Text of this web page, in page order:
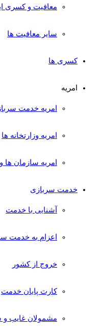
معافیت و کسری
سایر معافیت ها
کسری ها
امریه
امریه خدمت
امریه وزارتخانه ها
امریه سازمان
خدمت سربازی
آشنایی با خدمت
اعزام به خدمت
خروج از کشور
کارت پایان خدمت
مشمولان غایب و